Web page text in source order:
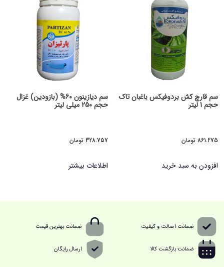
سم قارچ کش بردوفیکس باغبان تاک
حجم 1 لیتر
861.275 تومان
افزودن به سبد خرید
سم دیازینون 60% (بازودین) غزال
حجم 250 میلی لیتر
328.757 تومان
اطلاعات بیشتر
ضمانت اصالت و کیفیت ضمانت بهترین قیمت
ضمانت بازگشت کالا ارسال رایگان